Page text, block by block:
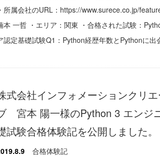
・所属会社のURL：https://www.surece.co.jp/
本 一哲 ・エリア：関東 ・合格された試験：
認定基礎試験Q1：Python経歴年数とPythonに
式会社インフォメーションクリエ
宮本 陽一様のPython 3 エンジ
試験合格体験記を公開しました。
合格体験記